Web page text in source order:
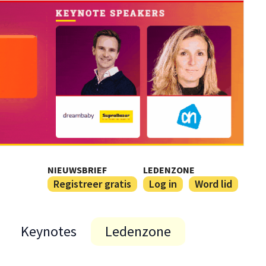
NIEUWSBRIEF
Registreer gratis
LEDENZONE
Log in Word lid
Keynotes Ledenzone